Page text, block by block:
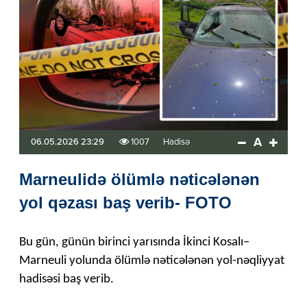
06.05.2026 23:29 1007 Hadisə A
Marneulidə ölümlə nəticələnən
yol qəzası baş verib- FOTO
Bu gün, günün birinci yarısında İkinci Kosalı–
Marneuli yolunda ölümlə nəticələnən yol-nəqliyyat
hadisəsi baş verib.